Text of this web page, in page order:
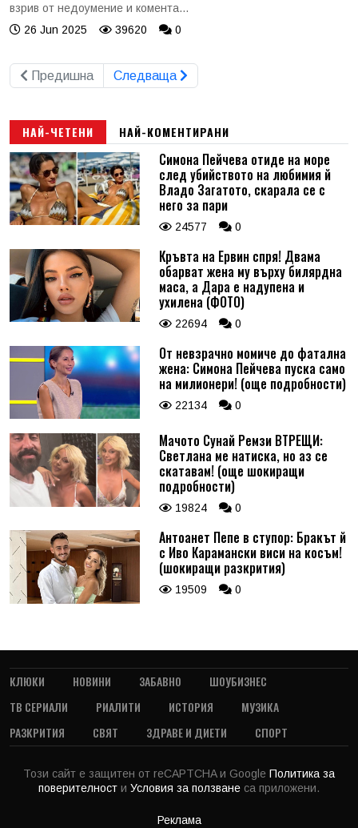
взрив от недоумение и комента...
26 Jun 2025
39620 0
Предишна Следваща
НАЙ-ЧЕТЕНИ НАЙ-КОМЕНТИРАНИ
Симона Пейчева отиде на море
след убийството на любимия й
Владо Загатото, скарала се с
него за пари
24577 0
Кръвта на Ервин спря! Двама
обарват жена му върху билярдна
маса, а Дара е надупена и
ухилена (ФОТО)
22694 0
От невзрачно момиче до фатална
жена: Симона Пейчева пуска само
на милионери! (още подробности)
22134 0
Мачото Сунай Ремзи ВТРЕЩИ:
Светлана ме натиска, но аз се
скатавам! (още шокиращи
подробности)
19824 0
Антоанет Пепе в ступор: Бракът й
с Иво Карамански виси на косъм!
(шокиращи разкрития)
19509 0
КЛЮКИ НОВИНИ ЗАБАВНО
ШОУБИЗНЕС
ТВ СЕРИАЛИ
РИАЛИТИ ИСТОРИЯ
МУЗИКА
РАЗКРИТИЯ
СВЯТ ЗДРАВЕ И ДИЕТИ СПОРТ
Този сайт е защитен от reCAPTCHA и Google Политика за
поверителност и Условия за ползване са приложени.
Реклама